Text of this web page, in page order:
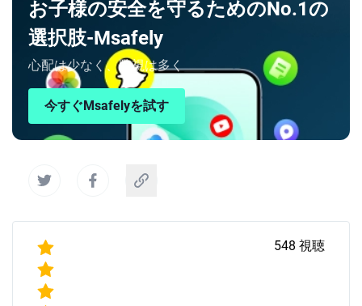
お子様の安全を守るためのNo.1の
選択肢-Msafely
心配は少なく、監視は多く
今すぐMsafelyを試す
548 視聴